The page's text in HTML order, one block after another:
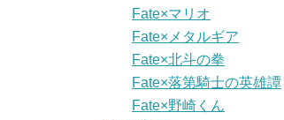
Fate×マリオ
Fate×メタルギア
Fate×北斗の拳
Fate×落第騎士の英雄譚
Fate×野崎くん